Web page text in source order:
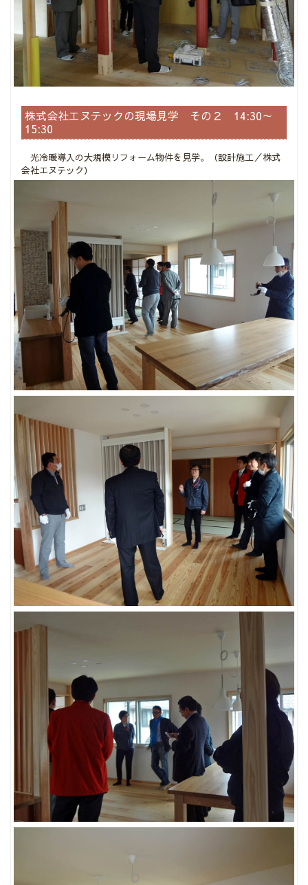
株式会社エヌテックの現場見学 その２ 14:30～
15:30
光冷暖導入の大規模リフォーム物件を見学。（設計施工／株式
会社エヌテック）